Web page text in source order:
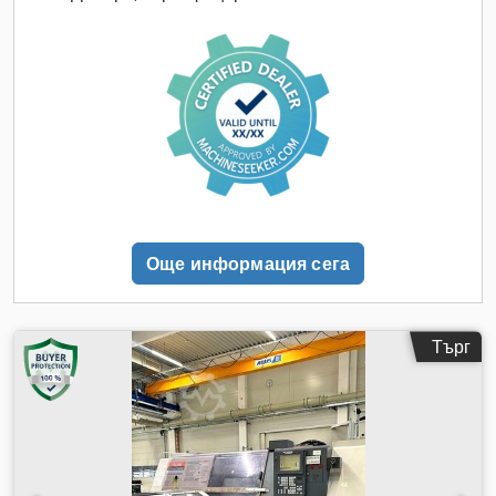
Codjzpximjpfx Amkerf Система за затягане на патронника
HAINBUCH: до 65 мм Основен шпиндел Максимална
скорост на шпиндела: 3000 об./мин Мощност на двигателя
на основния шпиндел: 11 / 15 kW Основен револвер Брой
позиции за инструменти: 8 Приемник за инструменти: VDI
30 Максимален работен ход по ос Z: 50 мм Скорост на
бързо придвижване: 15 м/мин Сила на подаване: 6790 N
Допълнителен подреволвер Брой позиции за инструменти:
хоризонтални плъзгачи: 2 Максимален работен ход по ос
X1/X2: 70 мм Максимален работен ход по ос Z1: 230 мм
Максимален работен ход по ос X3/X4: 70 мм Ръчна
настройка на дължината: 50 мм Скорост на бързо
придвижване: 15 м/мин Сила на подаване по ос X1/X2:
8000 N при 50 бара ТЕХНИЧЕСКИ ДЕТАЙЛИ ЗА
МАШИНАТА Размери и тегло Височина на машината: 1700
мм Необходима площ: 2900 x 1700 мм Тегло на машината:
Още информация сега
Търг